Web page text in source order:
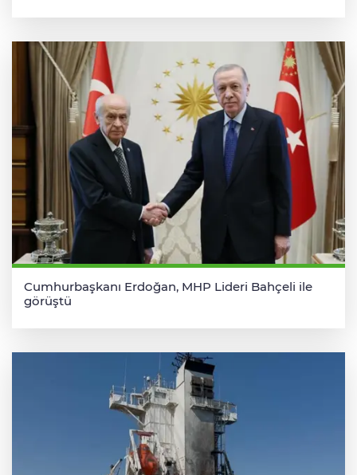
Cumhurbaşkanı Erdoğan, MHP Lideri Bahçeli ile
görüştü